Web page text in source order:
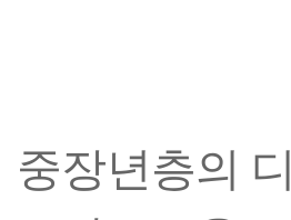
중장년층의